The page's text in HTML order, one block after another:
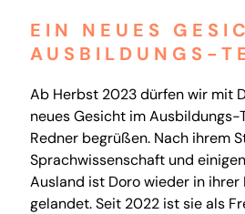
EIN NEUES
AUSBILDUNGS-
Ab Herbst 2023 dürfen wir mit
neues Gesicht im Ausbildungs-
Redner begrüßen. Nach ihrem
Sprachwissenschaft und
Ausland ist Doro wieder in ihrer
gelandet. Seit 2022 ist sie als